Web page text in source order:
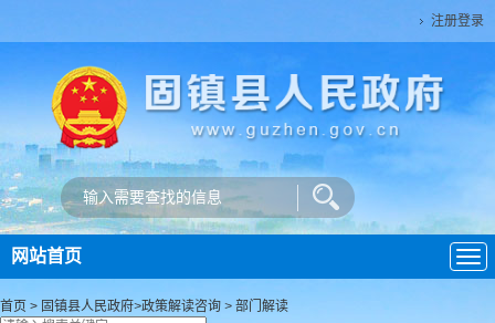
注册登录
导
航
网站首页
首页 > 固镇县人民政府>政策解读咨询 > 部门解读